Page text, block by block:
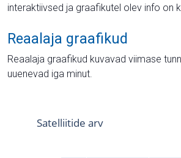
interaktiivsed ja graafikutel olev info on
Reaalaja graafikud
Reaalaja graafikud kuvavad viimase
uuenevad iga minut.